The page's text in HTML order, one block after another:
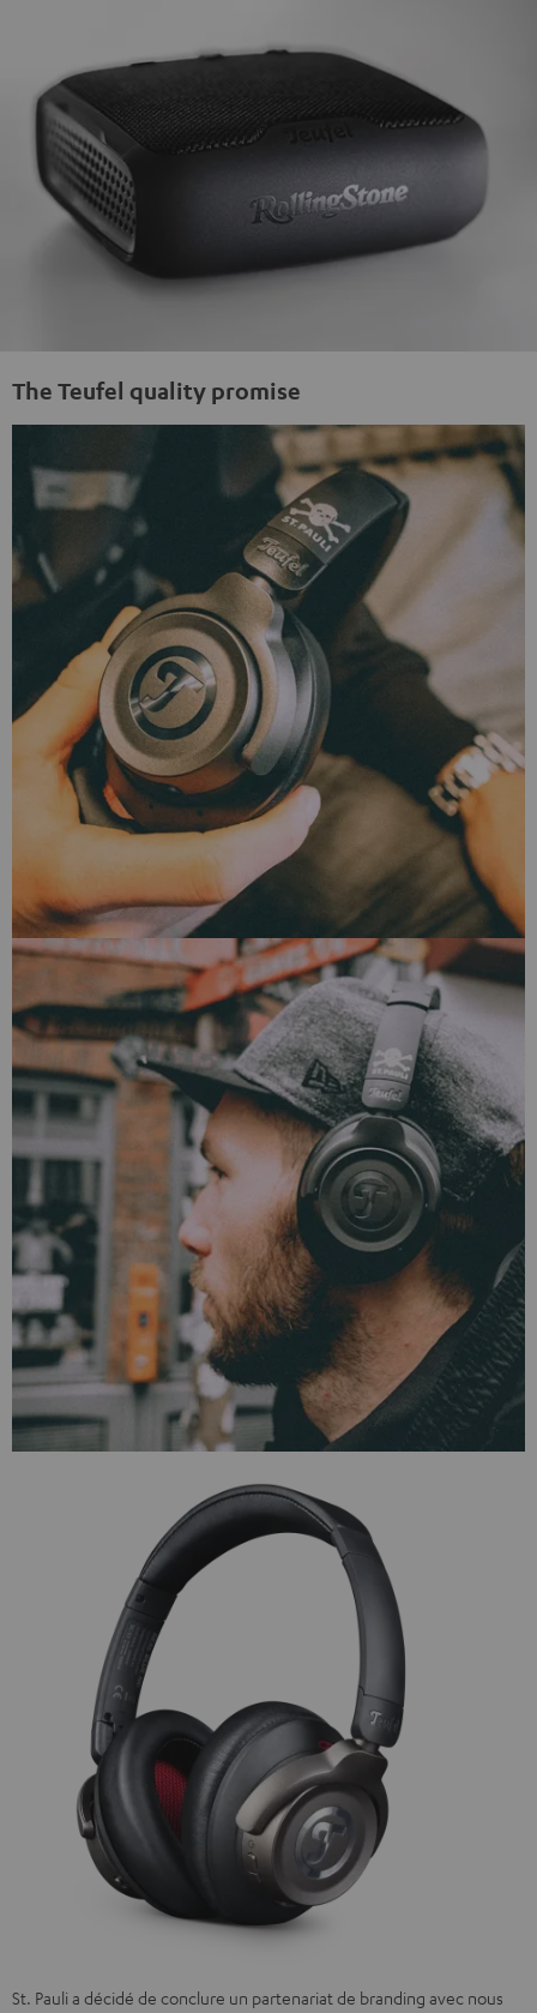
The Teufel quality promise
St. Pauli a décidé de conclure un partenariat de branding avec nous